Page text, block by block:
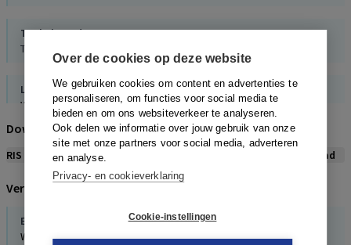
Over de cookies op deze website
We gebruiken cookies om content en advertenties te
personaliseren, om functies voor social media te
bieden en om ons websiteverkeer te analyseren.
Ook delen we informatie over jouw gebruik van onze
site met onze partners voor social media, adverteren
en analyse.
Privacy- en cookieverklaring
Cookie-instellingen
Tonkelaar, den
T&C Ondernemingsrecht en effectenrecht, 2009
Linders
Winst in de zorg
Tijdschrift voor Gezondheidsrecht, 1, 2007
Klaassen
Goed bestuur in de Wet cliëntenrechten zorg
Tijdschrift voor gezondheidsrecht, 5, 2011
SnijderKuipers-
Download citeerwijze bij dit artikel
RIS BibTex Leidraad
Verwijzingen naar dit artikel
E. Plomp
Wetsvoorstel voorwaarden voor winstuitkering aanbieders